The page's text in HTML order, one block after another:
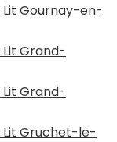
Gournay-en-
Grand-
Grand-
Lit Gruchet-le-